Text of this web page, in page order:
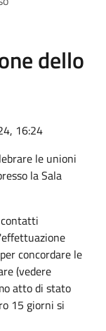
dello
16:24
le unioni
la Sala
concordare le
(vedere
atto di stato
15 giorni si